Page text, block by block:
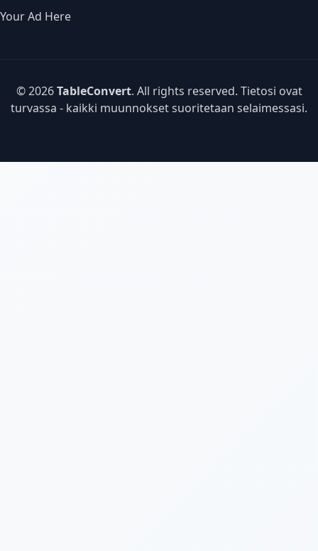
Your Ad Here
© 2026TableConvert. All rights reserved. Tietosi ovat
turvassa - kaikki muunnokset suoritetaan selaimessasi.